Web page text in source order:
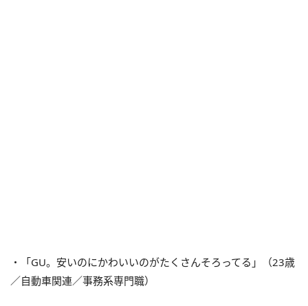
・「GU。安いのにかわいいのがたくさんそろってる」（23歳
／自動車関連／事務系専門職）